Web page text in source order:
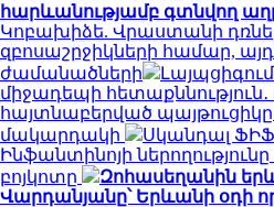
հարևանությամբ գտնվող
Կոբախիձե. Վրաստանի
զբոսաշրջիկների համար,
ժամանածների
միջադեպի
հայտնաբերված
մակարդակի
Սկանդալ
Ինֆանտինոյի
բոյկոտը
Զոհասեղանին
Վարդանյանը՝ Երևանի օդի